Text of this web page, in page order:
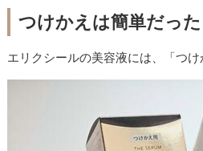
つけかえは簡単だった
エリクシールの美容液には、「つけ